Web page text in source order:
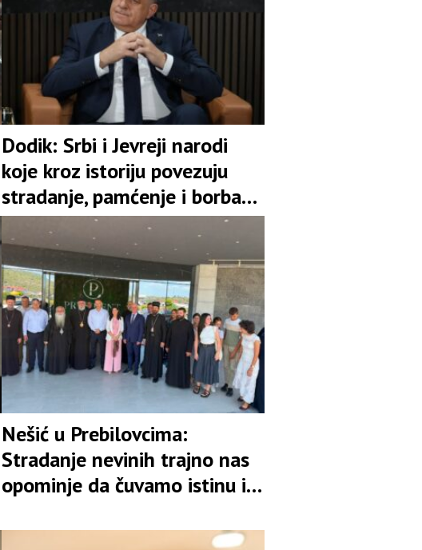
Dodik: Srbi i Јevreji narodi
koje kroz istoriju povezuju
stradanje, pamćenje i borba
za slobodu
Nešić u Prebilovcima:
Stradanje nevinih trajno nas
opominje da čuvamo istinu i